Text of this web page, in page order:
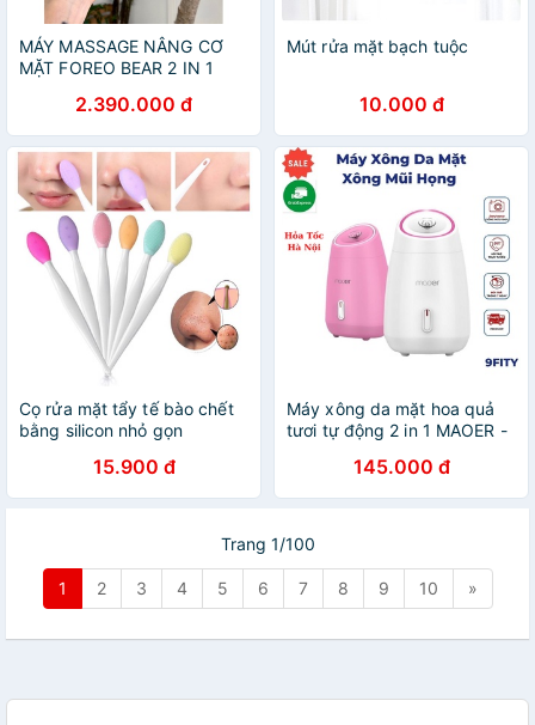
MÁY MASSAGE NÂNG CƠ
MẶT FOREO BEAR 2 IN 1
2.390.000 đ
Mút rửa mặt bạch tuộc
10.000 đ
Cọ rửa mặt tẩy tế bào chết
bằng silicon nhỏ gọn
15.900 đ
Máy xông da mặt hoa quả
tươi tự động 2 in 1 MAOER -
chính hãng chất lượng
145.000 đ
Trang 1/100
1 2 3 4 5 6 7 8 9 10 »